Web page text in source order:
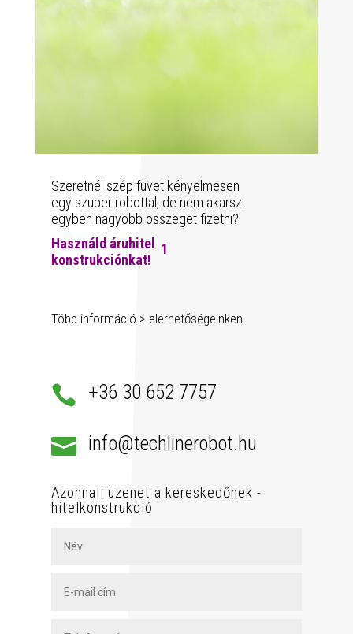
Szeretnél szép füvet kényelmesen
egy szuper robottal, de nem akarsz
egyben nagyobb összeget fizetni?
Használd áruhitel
konstrukciónkat!
1
Több információ > elérhetőségeinken
 +36 30 652 7757
 info@techlinerobot.hu
Azonnali üzenet a kereskedőnek -
hitelkonstrukció